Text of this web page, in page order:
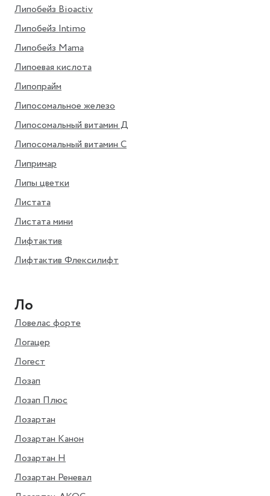
Липобейз Bioactiv
Липобейз Intimo
Липобейз Mama
Липоевая кислота
Липопрайм
Липосомальное железо
Липосомальный витамин Д
Липосомальный витамин С
Липримар
Липы цветки
Листата
Листата мини
Лифтактив
Лифтактив Флексилифт
Ло
Ловелас форте
Логацер
Логест
Лозап
Лозап Плюс
Лозартан
Лозартан Канон
Лозартан Н
Лозартан Реневал